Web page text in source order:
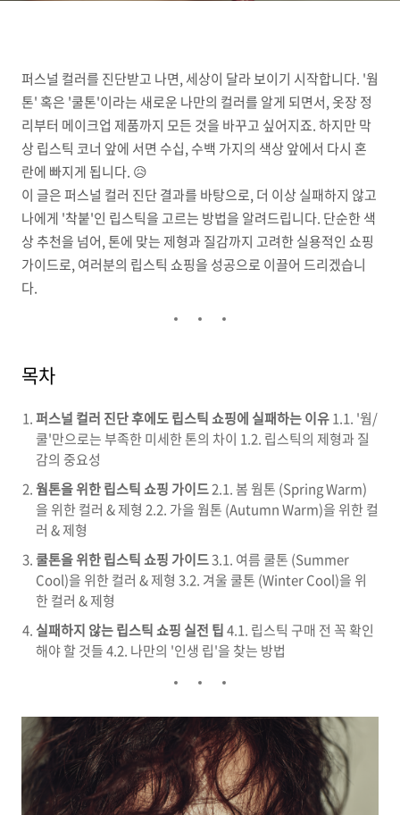
퍼스널 컬러를 진단받고 나면, 세상이 달라 보이기 시작합니다. '웜
톤' 혹은 '쿨톤'이라는 새로운 나만의 컬러를 알게 되면서, 옷장 정
리부터 메이크업 제품까지 모든 것을 바꾸고 싶어지죠. 하지만 막
상 립스틱 코너 앞에 서면 수십, 수백 가지의 색상 앞에서 다시 혼
란에 빠지게 됩니다. 😥
이 글은 퍼스널 컬러 진단 결과를 바탕으로, 더 이상 실패하지 않고
나에게 '착붙'인 립스틱을 고르는 방법을 알려드립니다. 단순한 색
상 추천을 넘어, 톤에 맞는 제형과 질감까지 고려한 실용적인 쇼핑
가이드로, 여러분의 립스틱 쇼핑을 성공으로 이끌어 드리겠습니
다.
목차
퍼스널 컬러 진단 후에도 립스틱 쇼핑에 실패하는 이유1.1. '웜/
쿨'만으로는 부족한 미세한 톤의 차이 1.2. 립스틱의 제형과 질
감의 중요성
웜톤을 위한 립스틱 쇼핑 가이드2.1. 봄 웜톤 (Spring Warm)
을 위한 컬러 & 제형 2.2. 가을 웜톤 (Autumn Warm)을 위한 컬
러 & 제형
쿨톤을 위한 립스틱 쇼핑 가이드3.1. 여름 쿨톤 (Summer
Cool)을 위한 컬러 & 제형 3.2. 겨울 쿨톤 (Winter Cool)을 위
한 컬러 & 제형
실패하지 않는 립스틱 쇼핑 실전 팁4.1. 립스틱 구매 전 꼭 확인
해야 할 것들 4.2. 나만의 '인생 립'을 찾는 방법